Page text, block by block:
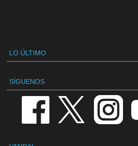
LO ÚLTIMO
SÍGUENOS